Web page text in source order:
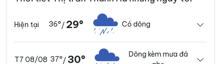
Hiện tại 36°/ 29° Có dông
T7 08/08 37°/30°
Dông kèm mưa đá